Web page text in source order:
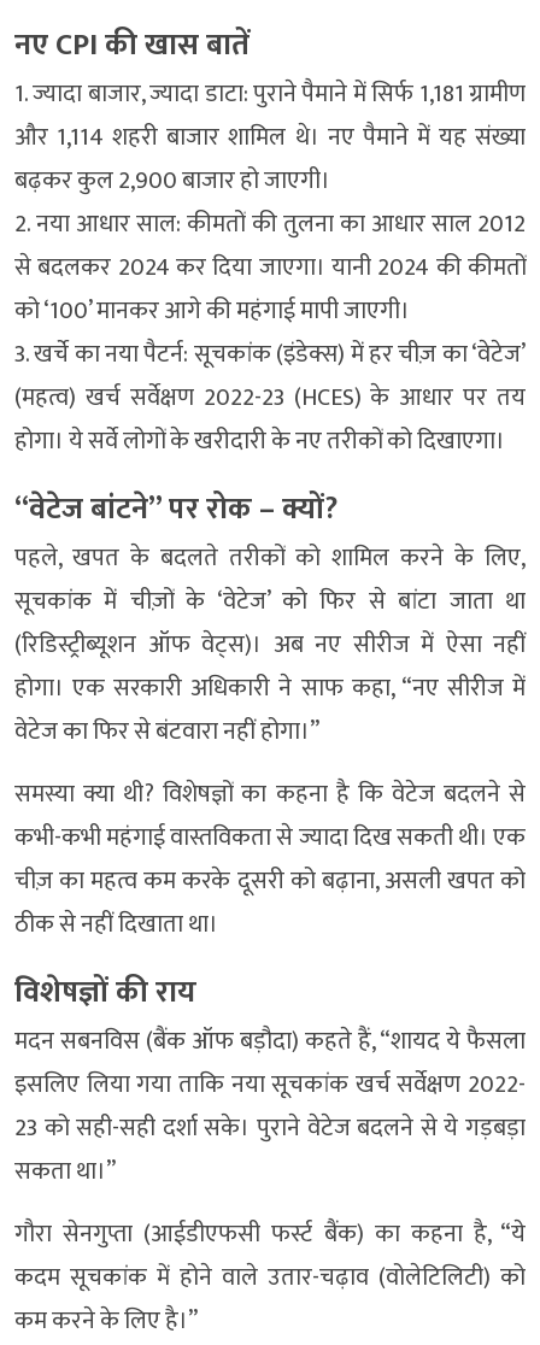
नए CPI की खास बातें
1. ज्यादा बाजार, ज्यादा डाटा: पुराने पैमाने में सिर्फ 1,181 ग्रामीण
और 1,114 शहरी बाजार शामिल थे। नए पैमाने में यह संख्या
बढ़कर कुल 2,900 बाजार हो जाएगी।
2. नया आधार साल: कीमतों की तुलना का आधार साल 2012
से बदलकर 2024 कर दिया जाएगा। यानी 2024 की कीमतों
को ‘100’ मानकर आगे की महंगाई मापी जाएगी।
3. खर्चे का नया पैटर्न: सूचकांक (इंडेक्स) में हर चीज़ का ‘वेटेज’
(महत्व) खर्च सर्वेक्षण 2022-23 (HCES) के आधार पर तय
होगा। ये सर्वे लोगों के खरीदारी के नए तरीकों को दिखाएगा।
“वेटेज बांटने” पर रोक – क्यों?
पहले, खपत के बदलते तरीकों को शामिल करने के लिए,
सूचकांक में चीज़ों के ‘वेटेज’ को फिर से बांटा जाता था
(रिडिस्ट्रीब्यूशन ऑफ वेट्स)। अब नए सीरीज में ऐसा नहीं
होगा। एक सरकारी अधिकारी ने साफ कहा, “नए सीरीज में
वेटेज का फिर से बंटवारा नहीं होगा।”
समस्या क्या थी? विशेषज्ञों का कहना है कि वेटेज बदलने से
कभी-कभी महंगाई वास्तविकता से ज्यादा दिख सकती थी। एक
चीज़ का महत्व कम करके दूसरी को बढ़ाना, असली खपत को
ठीक से नहीं दिखाता था।
विशेषज्ञों की राय
मदन सबनविस (बैंक ऑफ बड़ौदा) कहते हैं, “शायद ये फैसला
इसलिए लिया गया ताकि नया सूचकांक खर्च सर्वेक्षण 2022-
23 को सही-सही दर्शा सके। पुराने वेटेज बदलने से ये गड़बड़ा
सकता था।”
गौरा सेनगुप्ता (आईडीएफसी फर्स्ट बैंक) का कहना है, “ये
कदम सूचकांक में होने वाले उतार-चढ़ाव (वोलेटिलिटी) को
कम करने के लिए है।”